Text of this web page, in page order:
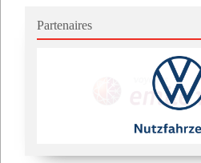
Partenaires